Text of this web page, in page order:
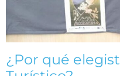
¿Por qué